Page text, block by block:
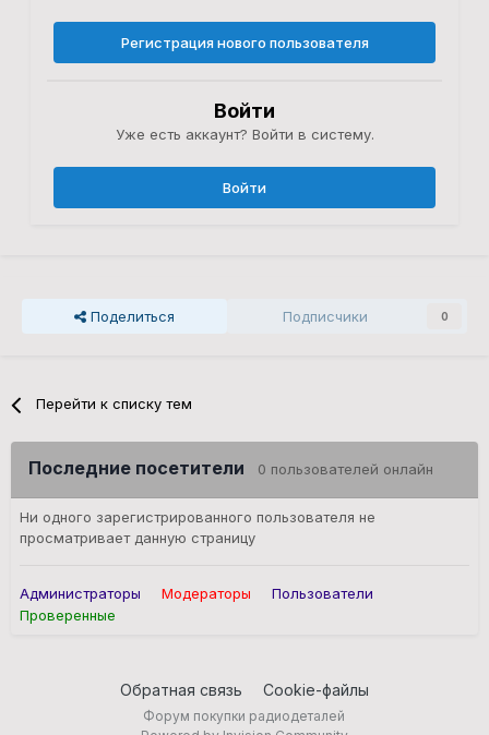
Регистрация нового пользователя
Войти
Уже есть аккаунт? Войти в систему.
Войти
Поделиться Подписчики 0
Перейти к списку тем
Последние посетители 0 пользователей онлайн
Ни одного зарегистрированного пользователя не
просматривает данную страницу
Администраторы Модераторы
Пользователи
Проверенные
Обратная связь Cookie-файлы
Форум покупки радиодеталей